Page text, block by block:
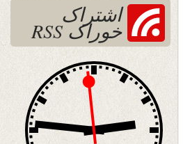
اشتراک
خوراک RSS